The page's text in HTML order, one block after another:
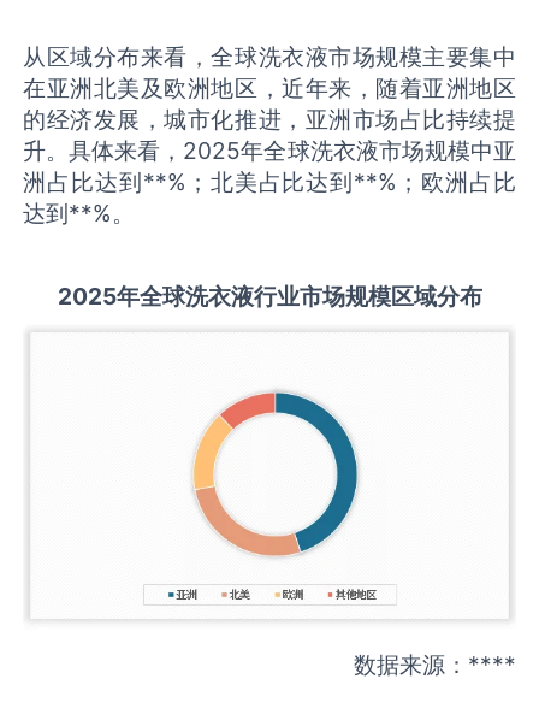
从区域分布来看，全球洗衣液市场规模主要集中
在亚洲北美及欧洲地区，近年来，随着亚洲地区
的经济发展，城市化推进，亚洲市场占比持续提
升。具体来看，2025年全球洗衣液市场规模中亚
洲占比达到**%；北美占比达到**%；欧洲占比
达到**%。
2025年全球洗衣液行业市场规模区域分布
数据来源：****